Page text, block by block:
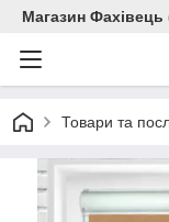
Магазин
Товари та